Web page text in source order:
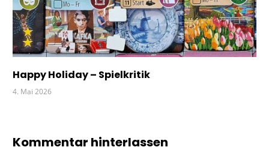
Happy Holiday – Spielkritik
4. Mai 2026
Kommentar hinterlassen